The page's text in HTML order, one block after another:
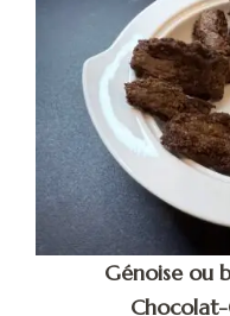
Génoise ou